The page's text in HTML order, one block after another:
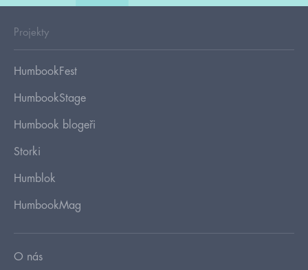
Projekty
HumbookFest
HumbookStage
Humbook blogeři
Storki
Humblok
HumbookMag
O nás